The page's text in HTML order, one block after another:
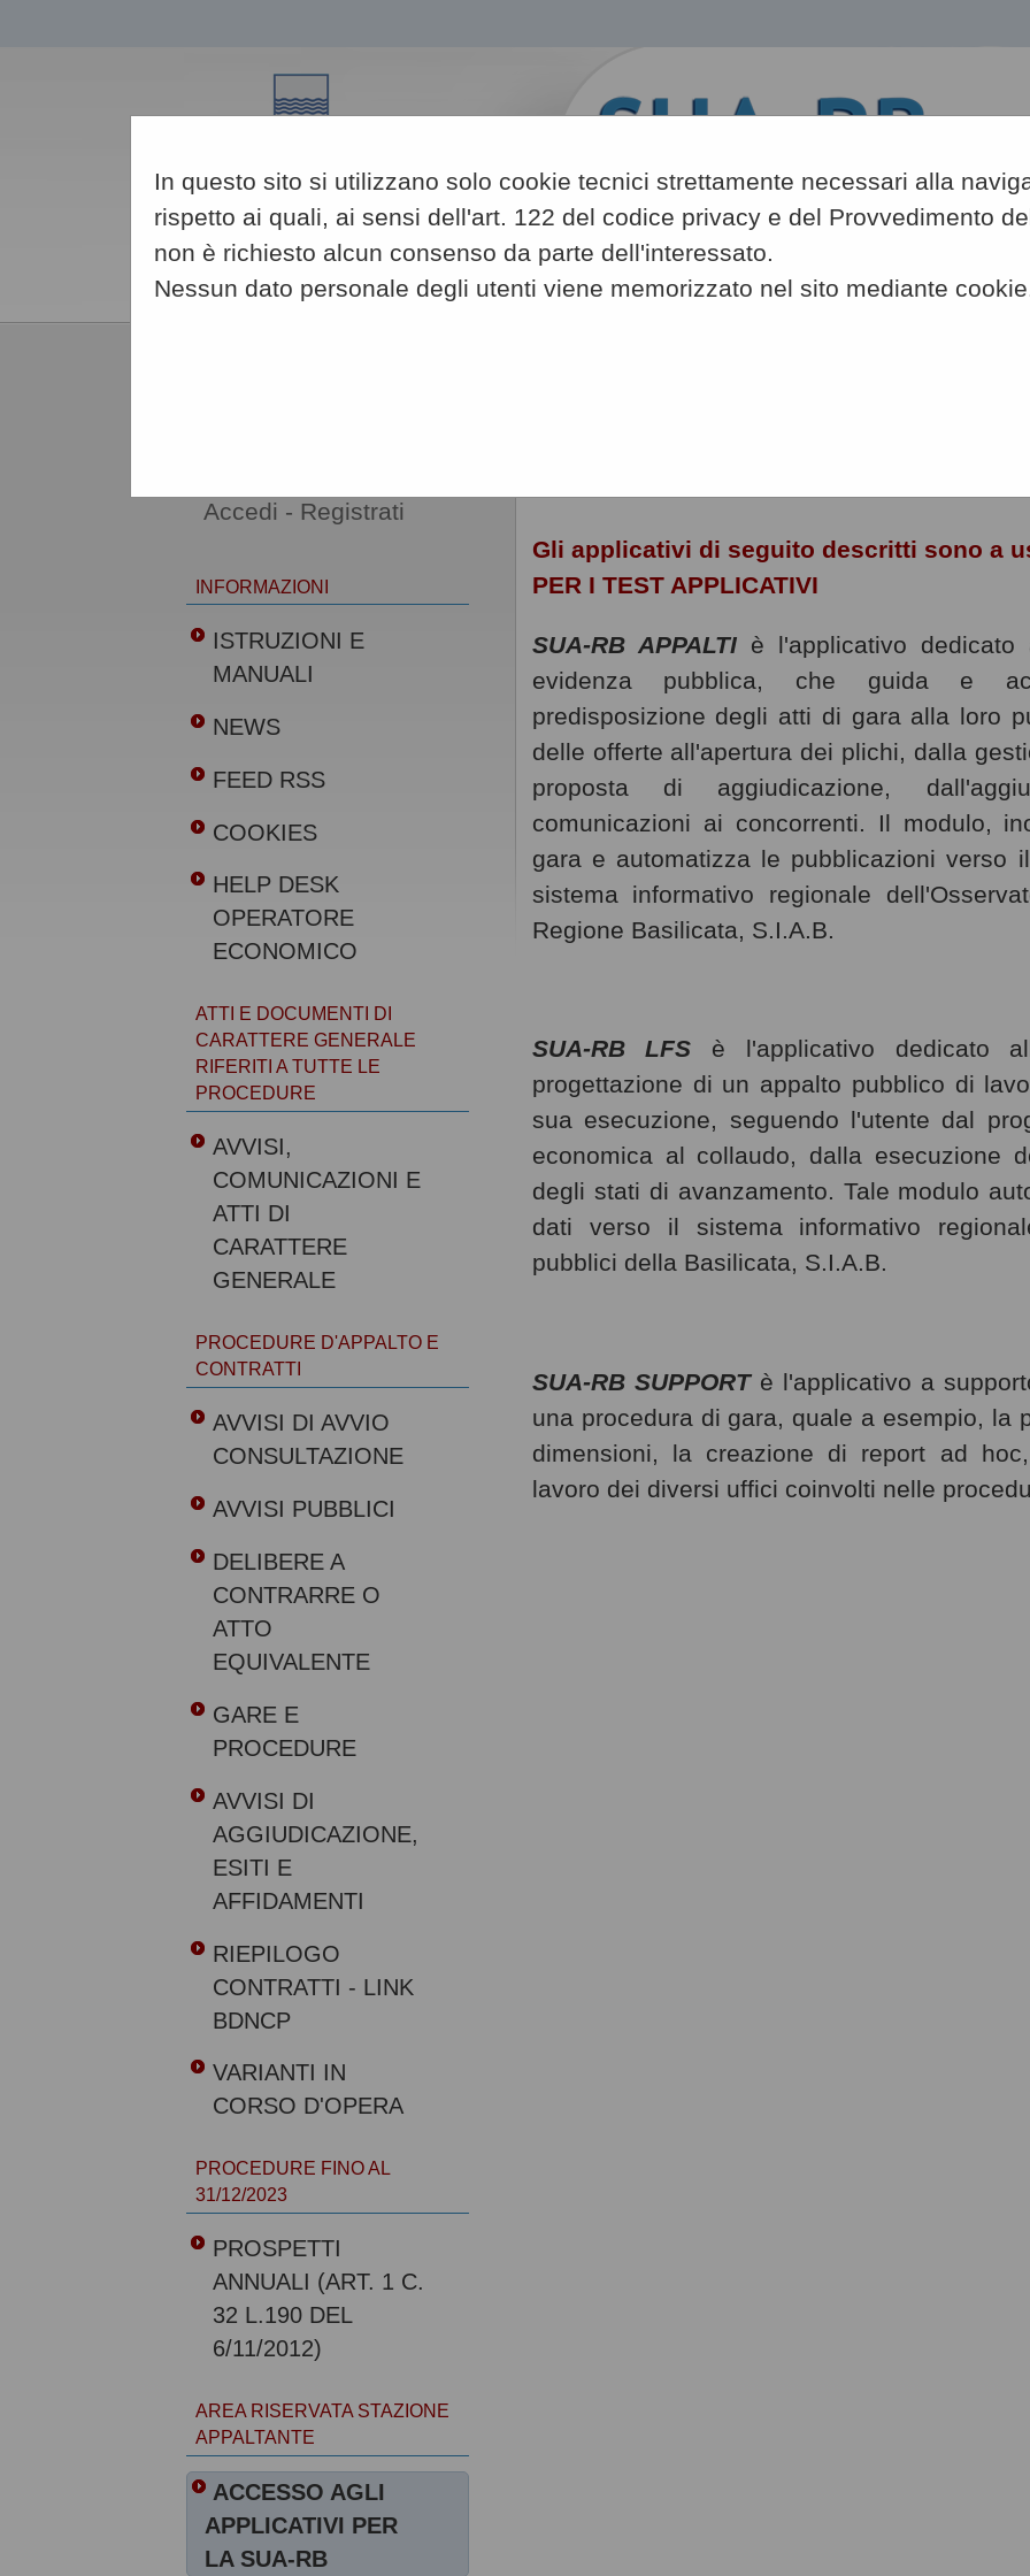
08/08/2026
A - A - A |
Accesso agli
In questo sito si utilizzano solo cookie tecnici strettamente necessari alla
rispetto ai quali, ai sensi dell'art. 122 del codice privacy e del Provvedimento
non è richiesto alcun consenso da parte dell'interessato.
Nessun dato personale degli utenti viene memorizzato nel sito mediante
Gli applicativi di seguito descritti sono a
PER I TEST APPLICATIVI
SUA-RB APPALTIè l'applicativo dedicato
evidenza pubblica, che guida e
predisposizione degli atti di gara alla loro
delle offerte all'apertura dei plichi, dalla
proposta di aggiudicazione,
comunicazioni ai concorrenti. Il modulo,
gara e automatizza le pubblicazioni verso
sistema informativo regionale
Regione Basilicata, S.I.A.B.
SUA-RB LFS è l'applicativo dedicato
progettazione di un appalto pubblico di
sua esecuzione, seguendo l'utente dal
economica al collaudo, dalla esecuzione
degli stati di avanzamento. Tale modulo
dati verso il sistema informativo
pubblici della Basilicata, S.I.A.B.
SUA-RB SUPPORTè l'applicativo a
una procedura di gara, quale a esempio, la
dimensioni, la creazione di report ad
lavoro dei diversi uffici coinvolti nelle
Accedi - Registrati
INFORMAZIONI
ISTRUZIONI E
MANUALI
NEWS
FEED RSS
COOKIES
HELP DESK
OPERATORE
ECONOMICO
ATTI E DOCUMENTI DI
CARATTERE GENERALE
RIFERITI A TUTTE LE
PROCEDURE
AVVISI,
COMUNICAZIONI E
ATTI DI
CARATTERE
GENERALE
PROCEDURE D'APPALTO E
CONTRATTI
AVVISI DI AVVIO
CONSULTAZIONE
AVVISI PUBBLICI
DELIBERE A
CONTRARRE O
ATTO
EQUIVALENTE
GARE E
PROCEDURE
AVVISI DI
AGGIUDICAZIONE,
ESITI E
AFFIDAMENTI
RIEPILOGO
CONTRATTI - LINK
BDNCP
VARIANTI IN
CORSO D'OPERA
PROCEDURE FINO AL
31/12/2023
PROSPETTI
ANNUALI (ART. 1 C.
32 L.190 DEL
6/11/2012)
AREA RISERVATA STAZIONE
APPALTANTE
ACCESSO AGLI
APPLICATIVI PER
LA SUA-RB